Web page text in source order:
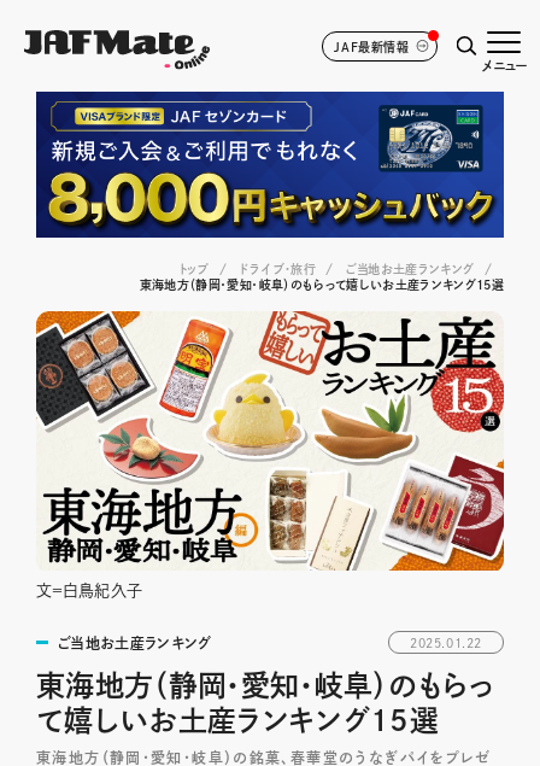
JAF最新情報
メニュー
トップ ドライブ･旅行
ご当地お土産ランキング
東海地方（静岡・愛知・岐阜）のもらって嬉しいお土産ランキング15選
文＝白鳥紀久子
ご当地お土産ランキング 2025.01.22
東海地方（静岡・愛知・岐阜）のもらっ
て嬉しいお土産ランキング15選
東海地方（静岡・愛知・岐阜）の銘菓、春華堂のうなぎパイをプレゼ